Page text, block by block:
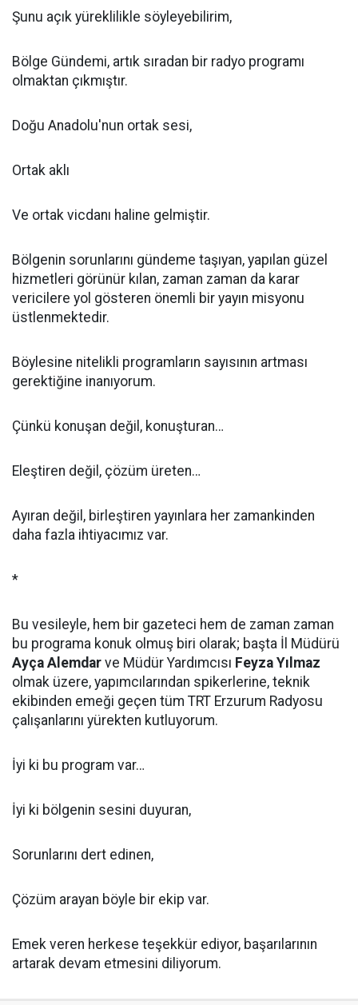
Şunu açık yüreklilikle söyleyebilirim,
Bölge Gündemi, artık sıradan bir radyo programı
olmaktan çıkmıştır.
Doğu Anadolu'nun ortak sesi,
Ortak aklı
Ve ortak vicdanı haline gelmiştir.
Bölgenin sorunlarını gündeme taşıyan, yapılan güzel
hizmetleri görünür kılan, zaman zaman da karar
vericilere yol gösteren önemli bir yayın misyonu
üstlenmektedir.
Böylesine nitelikli programların sayısının artması
gerektiğine inanıyorum.
Çünkü konuşan değil, konuşturan…
Eleştiren değil, çözüm üreten…
Ayıran değil, birleştiren yayınlara her zamankinden
daha fazla ihtiyacımız var.
*
Bu vesileyle, hem bir gazeteci hem de zaman zaman
bu programa konuk olmuş biri olarak; başta İl Müdürü
Ayça Alemdar ve Müdür Yardımcısı Feyza Yılmaz
olmak üzere, yapımcılarından spikerlerine, teknik
ekibinden emeği geçen tüm TRT Erzurum Radyosu
çalışanlarını yürekten kutluyorum.
İyi ki bu program var…
İyi ki bölgenin sesini duyuran,
Sorunlarını dert edinen,
Çözüm arayan böyle bir ekip var.
Emek veren herkese teşekkür ediyor, başarılarının
artarak devam etmesini diliyorum.